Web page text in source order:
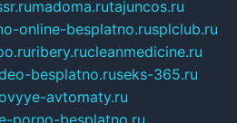
madoma.rutajuncos.ru
online-besplatno.rusplclub.ru
ribery.rucleanmedicine.ru
besplatno.ruseks-365.ru
avtomaty.ru